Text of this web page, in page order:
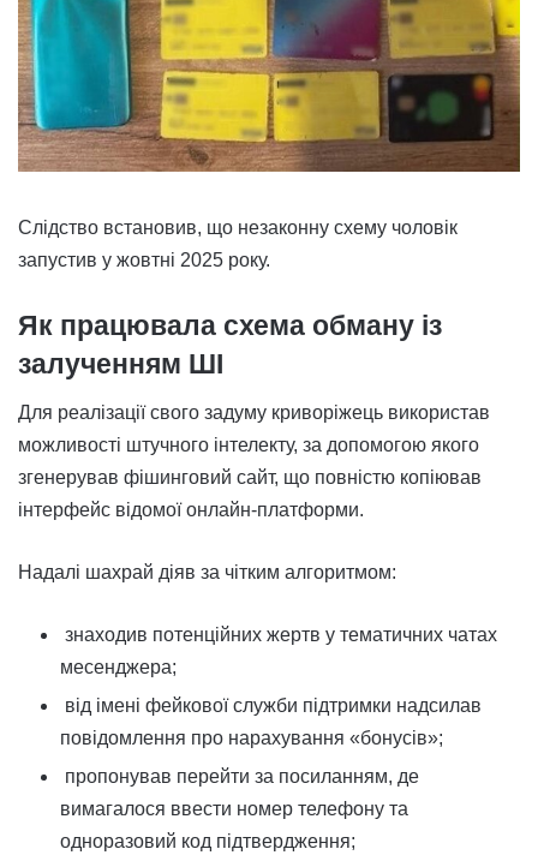
Слідство встановив, що незаконну схему чоловік
запустив у жовтні 2025 року.
Як працювала схема обману із
залученням ШІ
Для реалізації свого задуму криворіжець використав
можливості штучного інтелекту, за допомогою якого
згенерував фішинговий сайт, що повністю копіював
інтерфейс відомої онлайн-платформи.
Надалі шахрай діяв за чітким алгоритмом:
знаходив потенційних жертв у тематичних чатах
месенджера;
від імені фейкової служби підтримки надсилав
повідомлення про нарахування «бонусів»;
пропонував перейти за посиланням, де
вимагалося ввести номер телефону та
одноразовий код підтвердження;